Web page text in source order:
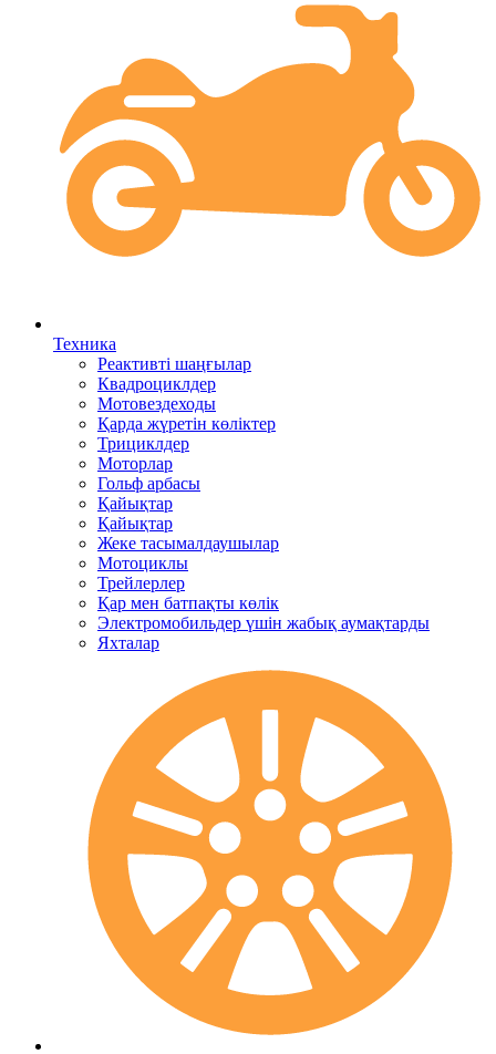
Техника
Реактивті шаңғылар
Квадроциклдер
Мотовездеходы
Қарда жүретін көліктер
Трициклдер
Моторлар
Гольф арбасы
Қайықтар
Қайықтар
Жеке тасымалдаушылар
Мотоциклы
Трейлерлер
Қар мен батпақты көлік
Электромобильдер үшін жабық аумақтарды
Яхталар